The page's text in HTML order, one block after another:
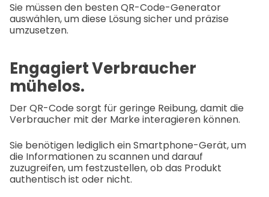
Sie müssen den besten QR-Code-Generator
auswählen, um diese Lösung sicher und präzise
umzusetzen.
Engagiert Verbraucher
mühelos.
Der QR-Code sorgt für geringe Reibung, damit die
Verbraucher mit der Marke interagieren können.
Sie benötigen lediglich ein Smartphone-Gerät, um
die Informationen zu scannen und darauf
zuzugreifen, um festzustellen, ob das Produkt
authentisch ist oder nicht.